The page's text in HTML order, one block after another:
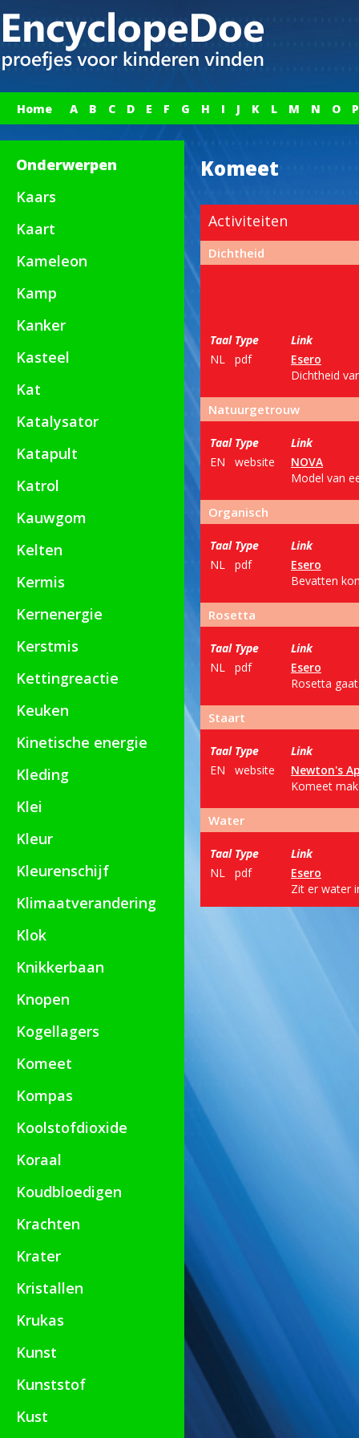
Home A B C D E F G H I J K L M N O P
Onderwerpen
Kaars
Kaart
Kameleon
Kamp
Kanker
Kasteel
Kat
Katalysator
Katapult
Katrol
Kauwgom
Kelten
Kermis
Kernenergie
Kerstmis
Kettingreactie
Keuken
Kinetische energie
Kleding
Klei
Kleur
Kleurenschijf
Klimaatverandering
Klok
Knikkerbaan
Knopen
Kogellagers
Komeet
Kompas
Koolstofdioxide
Koraal
Koudbloedigen
Krachten
Krater
Kristallen
Krukas
Kunst
Kunststof
Kust
Komeet
Activiteiten
Dichtheid
Taal Type
Link
NL
pdf
Esero
Dichtheid
Natuurgetrouw
Taal Type
Link
EN
website
NOVA
Model van
Organisch
Taal Type
Link
NL
pdf
Esero
Bevatten
Rosetta
Taal Type
Link
NL
pdf
Esero
Rosetta
Staart
Taal Type
Link
EN
website
Newton's
Komeet
Water
Taal Type
Link
NL
pdf
Esero
Zit er water